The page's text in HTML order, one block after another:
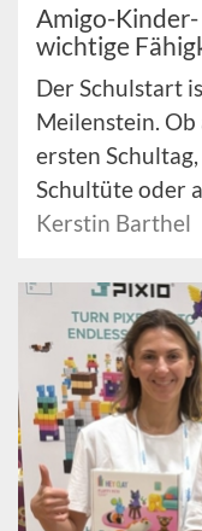
Amigo-
wichtige
Der Schulstart
Meilenstein.
ersten
Schultüte oder
Kerstin Barthel